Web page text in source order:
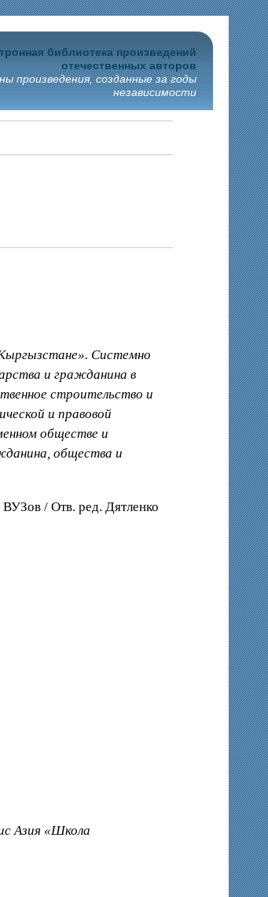
библиотека произведений
отечественных авторов
произведения, созданные за годы
независимости
Системно
и гражданина в
строительство и
и правовой
обществе и
общества и
/ Отв. ред. Дятленко
Азия «Школа